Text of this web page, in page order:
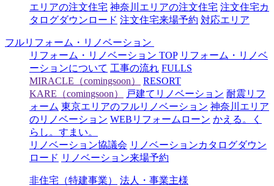
エリアの注文住宅 神奈川エリアの注文住宅 注文住宅カ
タログダウンロード 注文住宅来場予約 対応エリア
フルリフォーム・リノベーション
リフォーム・リノベーション TOP リフォーム・リノベ
ーションについて 工事の流れ FULLS
MIRACLE（comingsoon）
RESORT
KARE（comingsoon）
戸建てリノベーション 耐震リフ
ォーム 東京エリアのフルリノベーション 神奈川エリア
のリノベーション WEBリフォームローン かえる。く
らし。すまい。
リノベーション協議会 リノベーションカタログダウン
ロード リノベーション来場予約
非住宅（特建事業）
法人・事業主様